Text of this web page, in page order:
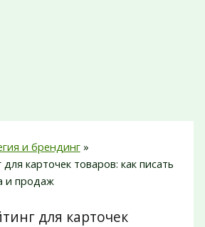
и брендинг
карточек товаров: как писать
и продаж
для карточек